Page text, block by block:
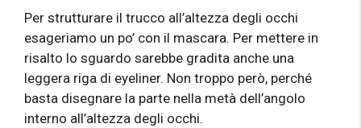
Per strutturare il trucco all’altezza degli occhi
esageriamo un po’ con il mascara. Per mettere in
risalto lo sguardo sarebbe gradita anche una
leggera riga di eyeliner. Non troppo però, perché
basta disegnare la parte nella metà dell’angolo
interno all’altezza degli occhi.